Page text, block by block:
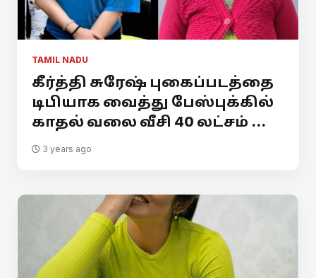
TAMIL NADU
கீர்த்தி சுரேஷ் புகைப்படத்தை
டிபியாக வைத்து பேஸ்புக்கில்
காதல் வலை வீசி 40 லட்சம் ...
3 years ago